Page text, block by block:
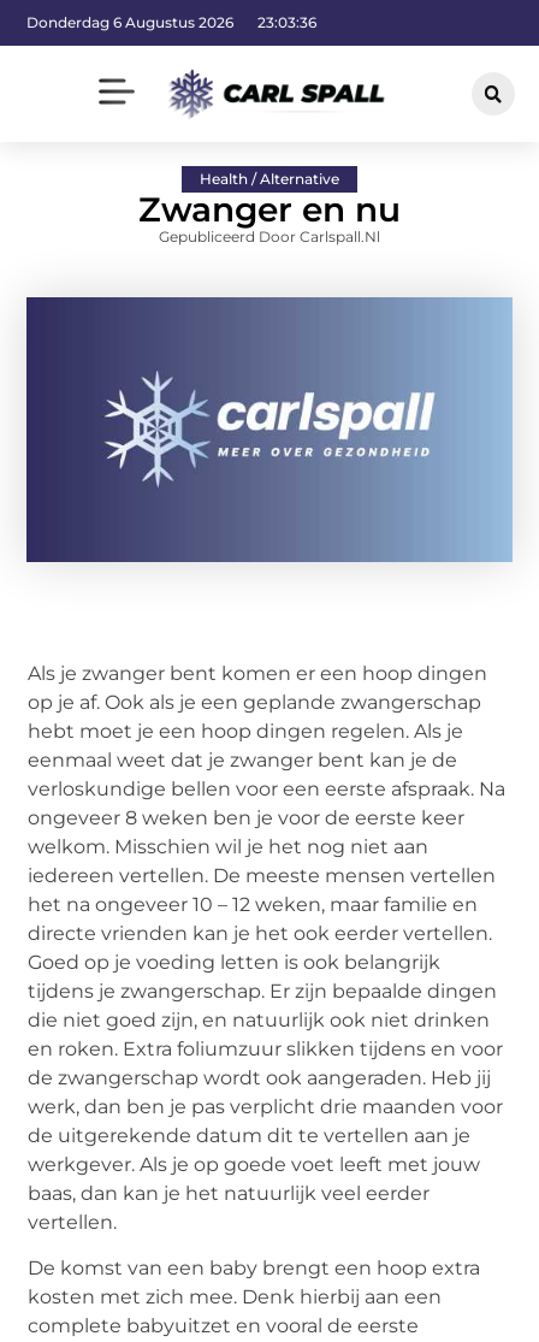
Donderdag 6 Augustus 2026 23:03:37
Health / Alternative
Zwanger en nu
Gepubliceerd Door Carlspall.nl
Als je zwanger bent komen er een hoop dingen
op je af. Ook als je een geplande zwangerschap
hebt moet je een hoop dingen regelen. Als je
eenmaal weet dat je zwanger bent kan je de
verloskundige bellen voor een eerste afspraak. Na
ongeveer 8 weken ben je voor de eerste keer
welkom. Misschien wil je het nog niet aan
iedereen vertellen. De meeste mensen vertellen
het na ongeveer 10 – 12 weken, maar familie en
directe vrienden kan je het ook eerder vertellen.
Goed op je voeding letten is ook belangrijk
tijdens je zwangerschap. Er zijn bepaalde dingen
die niet goed zijn, en natuurlijk ook niet drinken
en roken. Extra foliumzuur slikken tijdens en voor
de zwangerschap wordt ook aangeraden. Heb jij
werk, dan ben je pas verplicht drie maanden voor
de uitgerekende datum dit te vertellen aan je
werkgever. Als je op goede voet leeft met jouw
baas, dan kan je het natuurlijk veel eerder
vertellen.
De komst van een baby brengt een hoop extra
kosten met zich mee. Denk hierbij aan een
complete babyuitzet en vooral de eerste